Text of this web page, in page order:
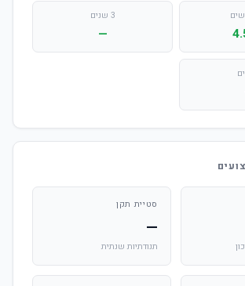
3 שנים
—
סטיית תקן
—
תנודתיות שנתית